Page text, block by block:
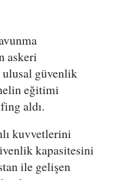
askeri
ulusal güvenlik
eğitimi
aldı.
kuvvetlerini
kapasitesini
ile gelişen